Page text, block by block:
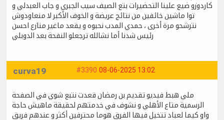
كاردوزو ضيع علينا التحضيرات بتع الصيف سيب الجبري و جاب العبدلي و
توا ماشين خائفين من نتائج عريضة و الخوف الأكبر لا منعاودوش
نترشحو مرة أخرى ، حمدي المدب نحبوه و يقعد ماغير منازع احسن
رئيس شدنا أما نشالله ترجعلو النفحة بعد الدوبلي
#3390 08-06-2025 13:02
curva19
ملي هبط فيديو تقديم بن رمضان قعدت نتبع شوي في الصفحة
الرسمية متاع الأهلي و نشوف في خدمتهم لحقيقة ماهيش حاجة
واو كيما لعباد تتخيل فيها الفرق هوما محترفين أكثر و عندهم فريق